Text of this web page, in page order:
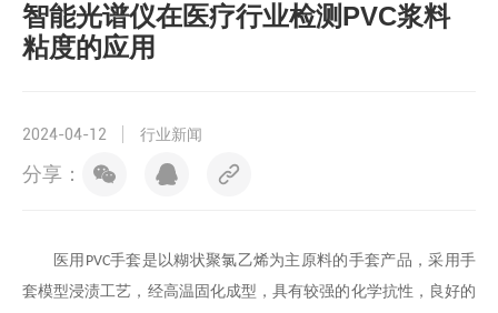
智能光谱仪在医疗行业检测PVC浆料
粘度的应用
2024-04-12 行业新闻
分享：
医用 PVC手套是以糊状聚氯乙烯为主原料的手套产品，采用手
套模型浸渍工艺，经高温固化成型，具有较强的化学抗性，良好的